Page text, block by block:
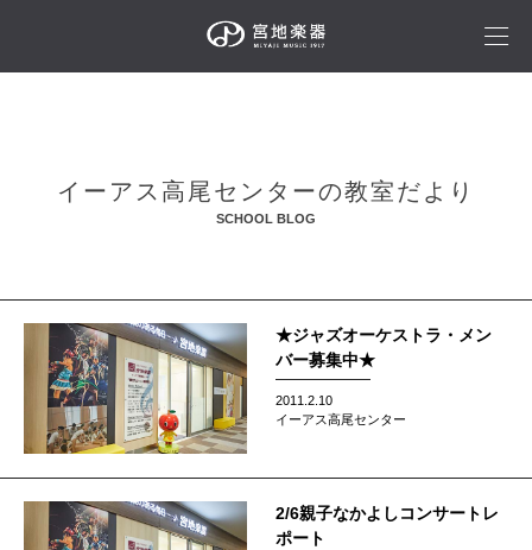
イーアス高尾センターの教室だより
SCHOOL BLOG
★ジャズオーケストラ・メン
バー募集中★
2011.2.10
イーアス高尾センター
2/6親子なかよしコンサートレ
ポート